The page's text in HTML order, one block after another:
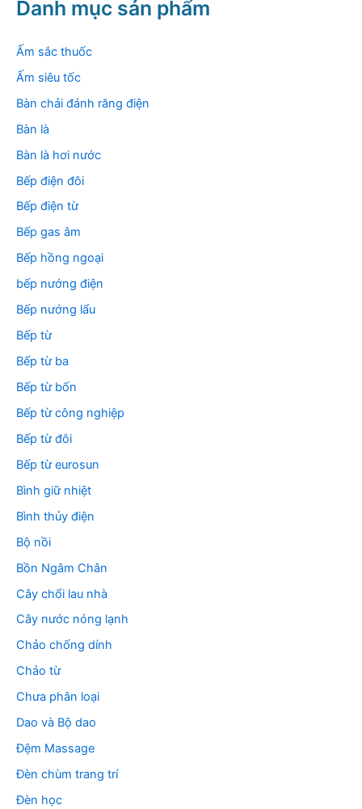
Danh mục sản phẩm
Ấm sắc thuốc
Ấm siêu tốc
Bàn chải đánh răng điện
Bàn là
Bàn là hơi nước
Bếp điện đôi
Bếp điện từ
Bếp gas âm
Bếp hồng ngoại
bếp nướng điện
Bếp nướng lẩu
Bếp từ
Bếp từ ba
Bếp từ bốn
Bếp từ công nghiệp
Bếp từ đôi
Bếp từ eurosun
Bình giữ nhiệt
Bình thủy điện
Bộ nồi
Bồn Ngâm Chân
Cây chổi lau nhà
Cây nước nóng lạnh
Chảo chống dính
Chảo từ
Chưa phân loại
Dao và Bộ dao
Đệm Massage
Đèn chùm trang trí
Đèn học